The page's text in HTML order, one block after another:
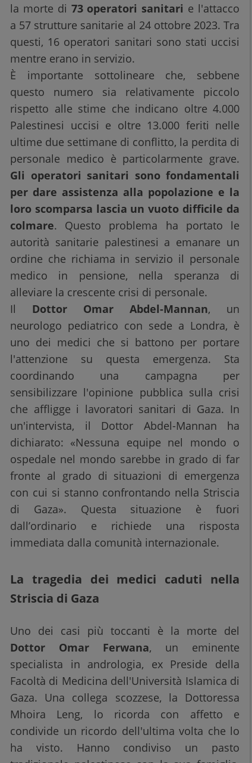
la morte di 73 operatori sanitari e l'attacco
a 57 strutture sanitarie al 24 ottobre 2023. Tra
questi, 16 operatori sanitari sono stati uccisi
mentre erano in servizio.
È importante sottolineare che, sebbene
questo numero sia relativamente piccolo
rispetto alle stime che indicano oltre 4.000
Palestinesi uccisi e oltre 13.000 feriti nelle
ultime due settimane di conflitto, la perdita di
personale medico è particolarmente grave.
Gli operatori sanitari sono fondamentali
per dare assistenza alla popolazione e la
loro scomparsa lascia un vuoto difficile da
colmare. Questo problema ha portato le
autorità sanitarie palestinesi a emanare un
ordine che richiama in servizio il personale
medico in pensione, nella speranza di
alleviare la crescente crisi di personale.
Il Dottor Omar Abdel-Mannan, un
neurologo pediatrico con sede a Londra, è
uno dei medici che si battono per portare
l'attenzione su questa emergenza. Sta
coordinando una campagna per
sensibilizzare l'opinione pubblica sulla crisi
che affligge i lavoratori sanitari di Gaza. In
un'intervista, il Dottor Abdel-Mannan ha
dichiarato: «Nessuna equipe nel mondo o
ospedale nel mondo sarebbe in grado di far
fronte al grado di situazioni di emergenza
con cui si stanno confrontando nella Striscia
di Gaza». Questa situazione è fuori
dall’ordinario e richiede una risposta
immediata dalla comunità internazionale.
La tragedia dei medici caduti nella
Striscia di Gaza
Uno dei casi più toccanti è la morte del
Dottor Omar Ferwana, un eminente
specialista in andrologia, ex Preside della
Facoltà di Medicina dell'Università Islamica di
Gaza. Una collega scozzese, la Dottoressa
Mhoira Leng, lo ricorda con affetto e
condivide un ricordo dell'ultima volta che lo
ha visto. Hanno condiviso un pasto